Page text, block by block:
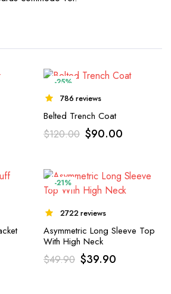
-25%
786 reviews
Belted Trench Coat
$120.00 $90.00
-21%
2722 reviews
Asymmetric Long Sleeve Top
With High Neck
$49.90 $39.90